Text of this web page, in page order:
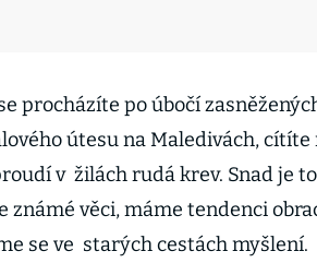
procházíte po úbočí
útesu na Maledivách,
v žilách rudá krev. Snad je
známé věci, máme tendenci
se ve starých cestách myšlení.